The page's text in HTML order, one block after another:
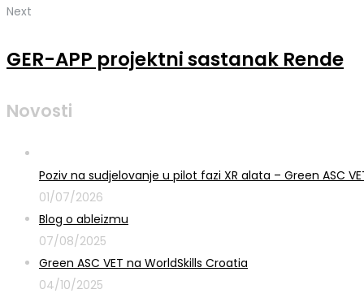
Next
GER-APP projektni sastanak Rende
Novosti
Poziv na sudjelovanje u pilot fazi XR alata – Green ASC
01/07/2026
Blog o ableizmu
07/08/2025
Green ASC VET na WorldSkills Croatia
04/10/2025